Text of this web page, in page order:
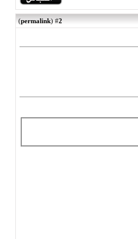
2
(
permalink
)